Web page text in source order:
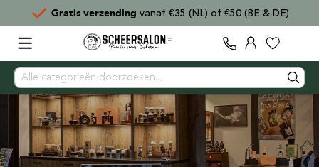
Gratis verzending vanaf €35 (NL) of €50 (BE & DE)